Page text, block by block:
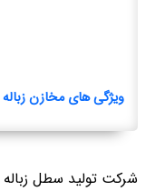
ویژگی های مخازن
شرکت تولید سطل زباله